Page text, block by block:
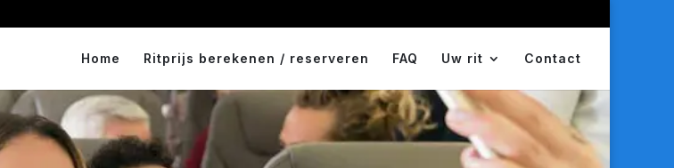
Home Ritprijs berekenen / reserveren FAQ Uw rit Contact